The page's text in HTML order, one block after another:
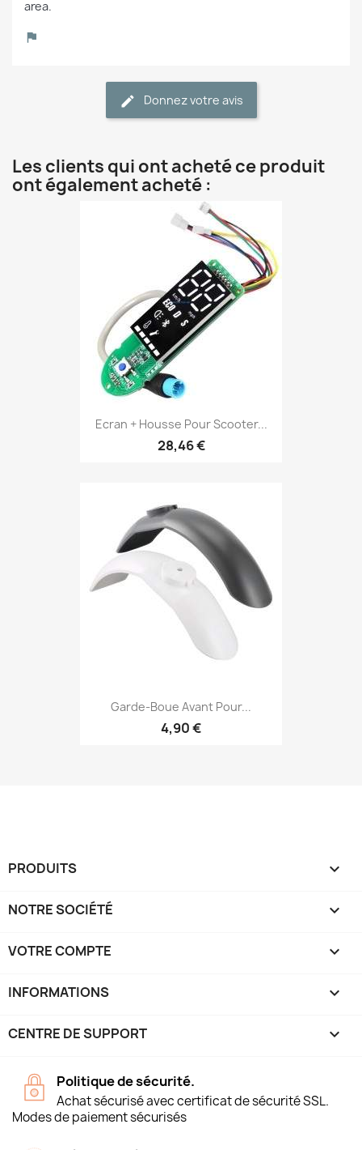
area.
Donnez votre avis
Les clients qui ont acheté ce produit
ont également acheté :
Ecran + Housse Pour Scooter...
28,46 €
Garde-Boue Avant Pour...
4,90 €
PRODUITS 
NOTRE SOCIÉTÉ 
VOTRE COMPTE 
INFORMATIONS keyboard_arrow_down
CENTRE DE SUPPORT 
Politique de sécurité.
Achat sécurisé avec certificat de sécurité SSL.
Modes de paiement sécurisés